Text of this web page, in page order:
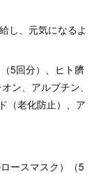
し、元気になるよ
5回分）、ヒト臍
ン、アルブチン、
（老化防止）、ア
ースマスク）（5